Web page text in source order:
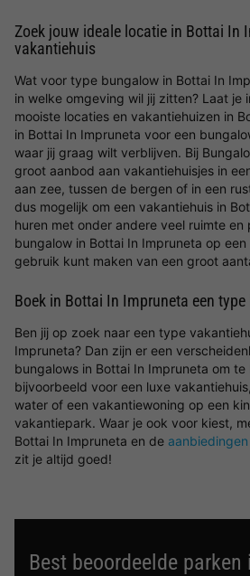
Zoek jouw ideale locatie in Bottai In
vakantiehuis
Wat voor type bungalow in Bottai In
in welke omgeving wil jij zitten? Laat je
mooiste locaties en vakantiehuizen in
in Bottai In Impruneta voor een
waar jij graag wilt verblijven. Bij
groot aanbod aan vakantiehuisjes in
aan zee, tussen de bergen of in een
dus mogelijk om een vakantiehuis in
huren met onder andere veel ruimte en
bungalow in Bottai In Impruneta op een
gebruik kunt maken van een groot
Boek in Bottai In Impruneta een
Ben jij op zoek naar een type
Impruneta? Dan zijn er een
bungalows in Bottai In Impruneta om te
bijvoorbeeld voor een luxe
water of een vakantiewoning op een
vakantiepark. Waar je ook voor kiest,
Bottai In Impruneta en de
zit je altijd goed!
Best beoordeelde